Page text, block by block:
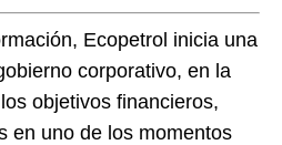
Ecopetrol inicia una
corporativo, en la
objetivos financieros,
en uno de los momentos